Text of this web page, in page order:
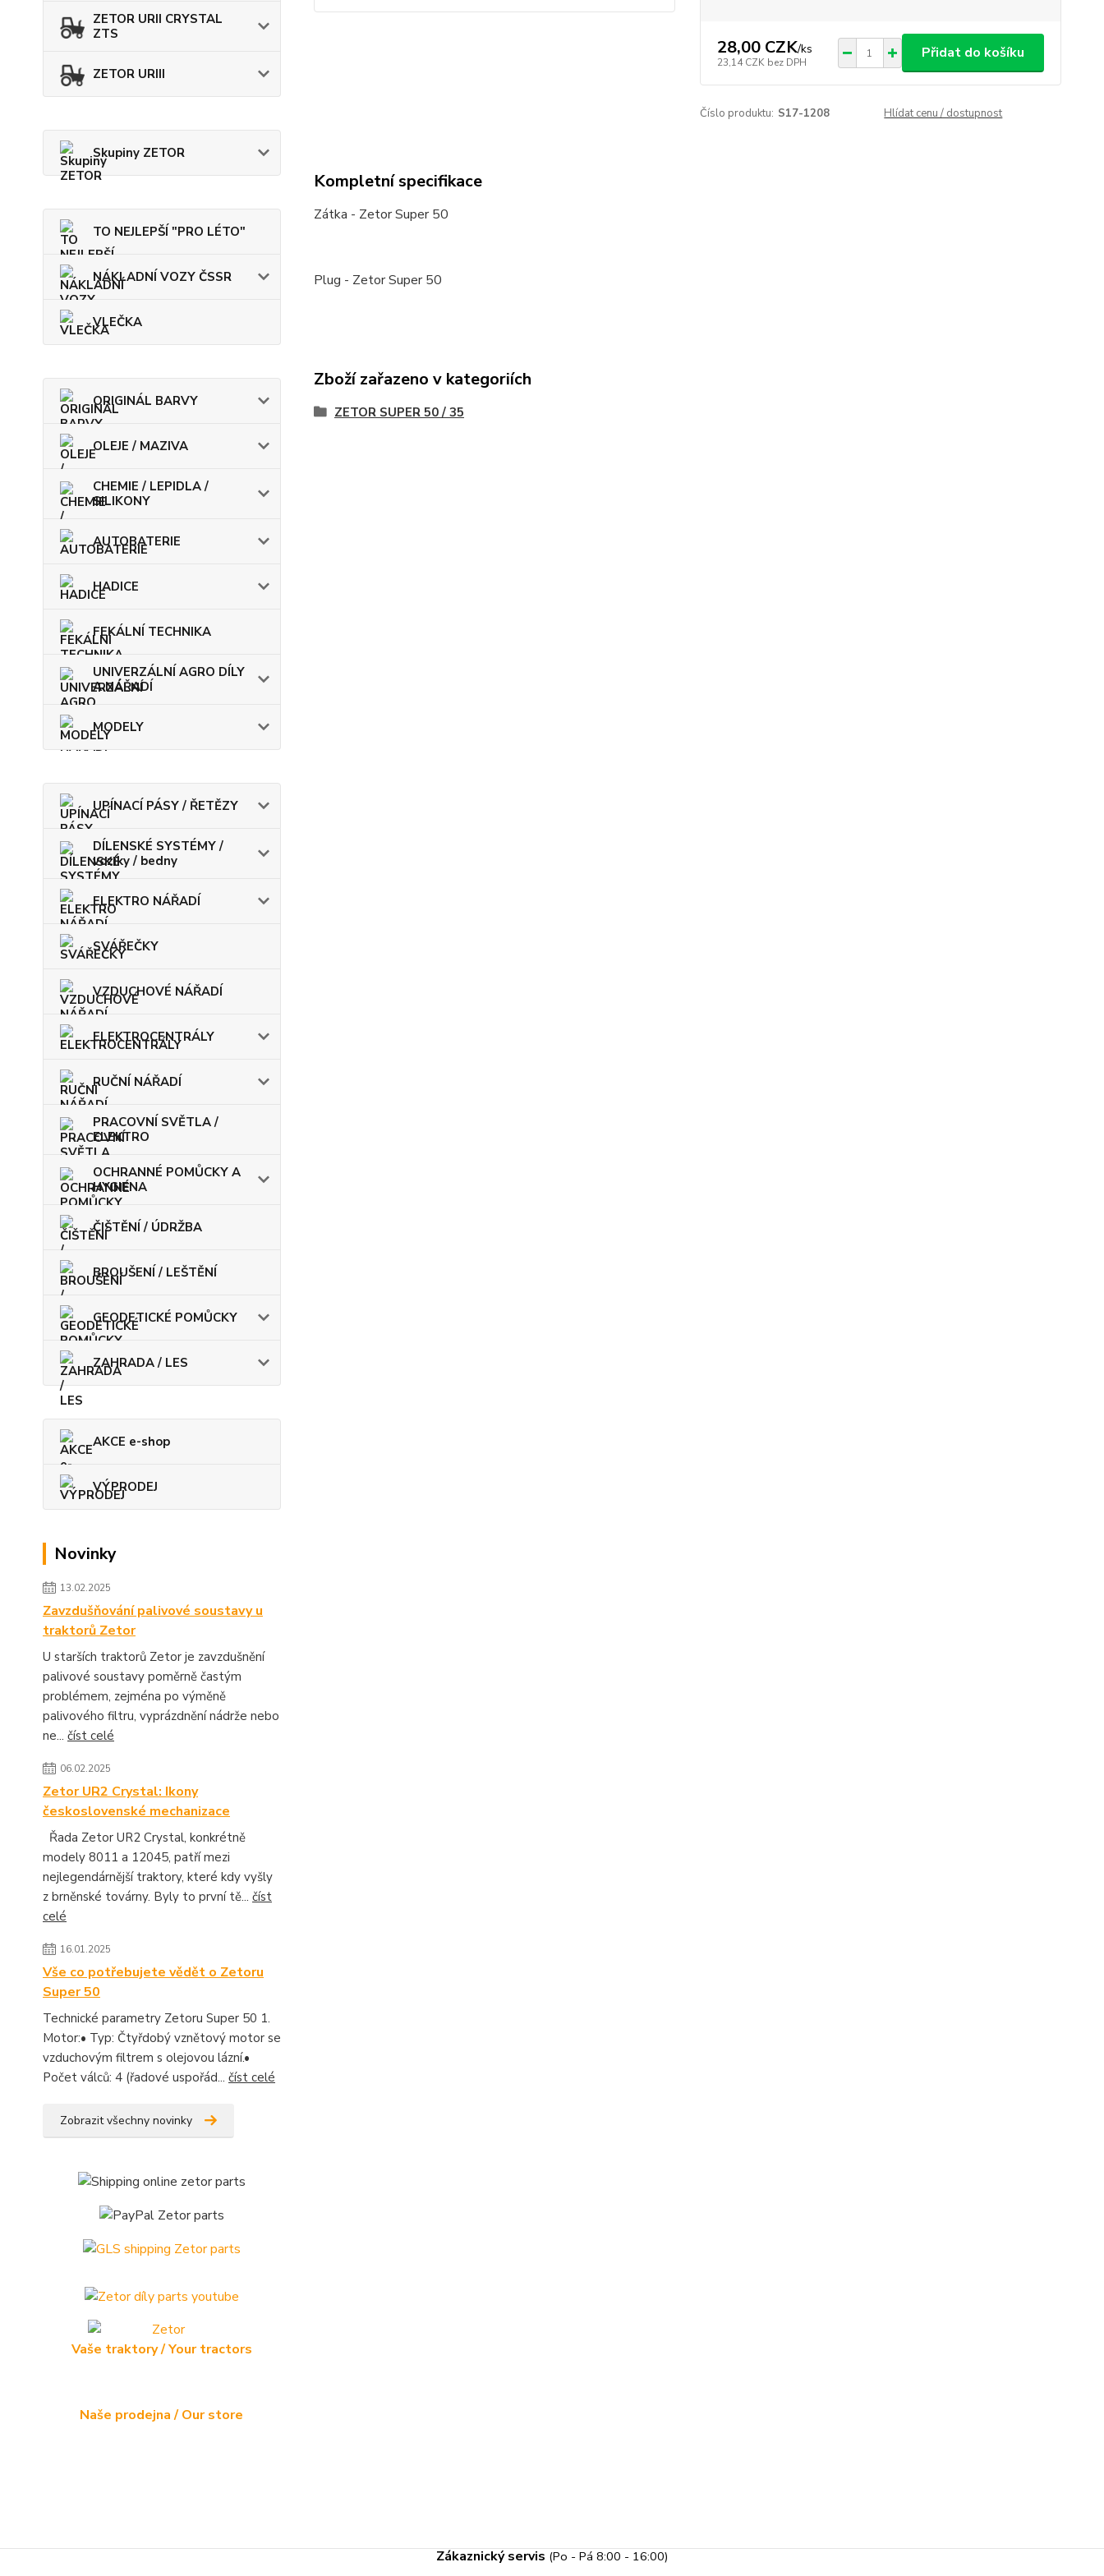
ZETOR URII CRYSTAL
ZTS
ZETOR URIII
Skupiny ZETOR
TO NEJLEPŠÍ "PRO LÉTO"
NÁKLADNÍ VOZY ČSSR
VLEČKA
ORIGINÁL BARVY
OLEJE / MAZIVA
CHEMIE / LEPIDLA /
SILIKONY
AUTOBATERIE
HADICE
FEKÁLNÍ TECHNIKA
UNIVERZÁLNÍ AGRO DÍLY
A NÁŘADÍ
MODELY
UPÍNACÍ PÁSY / ŘETĚZY
DÍLENSKÉ SYSTÉMY /
vozíky / bedny
ELEKTRO NÁŘADÍ
SVÁŘEČKY
VZDUCHOVÉ NÁŘADÍ
ELEKTROCENTRÁLY
RUČNÍ NÁŘADÍ
PRACOVNÍ SVĚTLA /
ELEKTRO
OCHRANNÉ POMŮCKY A
HYGIENA
ČIŠTĚNÍ / ÚDRŽBA
BROUŠENÍ / LEŠTĚNÍ
GEODETICKÉ POMŮCKY
ZAHRADA / LES
AKCE e-shop
VÝPRODEJ
Novinky
13.02.2025
Zavzdušňování palivové soustavy u
traktorů Zetor
U starších traktorů Zetor je zavzdušnění
palivové soustavy poměrně častým
problémem, zejména po výměně
palivového filtru, vyprázdnění nádrže nebo
ne... číst celé
06.02.2025
Zetor UR2 Crystal: Ikony
československé mechanizace
Řada Zetor UR2 Crystal, konkrétně
modely 8011 a 12045, patří mezi
nejlegendárnější traktory, které kdy vyšly
z brněnské továrny. Byly to první tě... číst
celé
16.01.2025
Vše co potřebujete vědět o Zetoru
Super 50
Technické parametry Zetoru Super 50 1.
Motor:• Typ: Čtyřdobý vznětový motor se
vzduchovým filtrem s olejovou lázní.•
Počet válců: 4 (řadové uspořád... číst celé
Zobrazit všechny novinky
Vaše traktory / Your tractors
Naše prodejna / Our store
28,00 CZK/ks
23,14 CZK bez DPH
Přidat do košíku
Číslo produktu: S17-1208 Hlídat cenu / dostupnost
Kompletní specifikace
Zátka - Zetor Super 50
Plug - Zetor Super 50
Zboží zařazeno v kategoriích
ZETOR SUPER 50 / 35
Zákaznický servis (Po - Pá 8:00 - 16:00)